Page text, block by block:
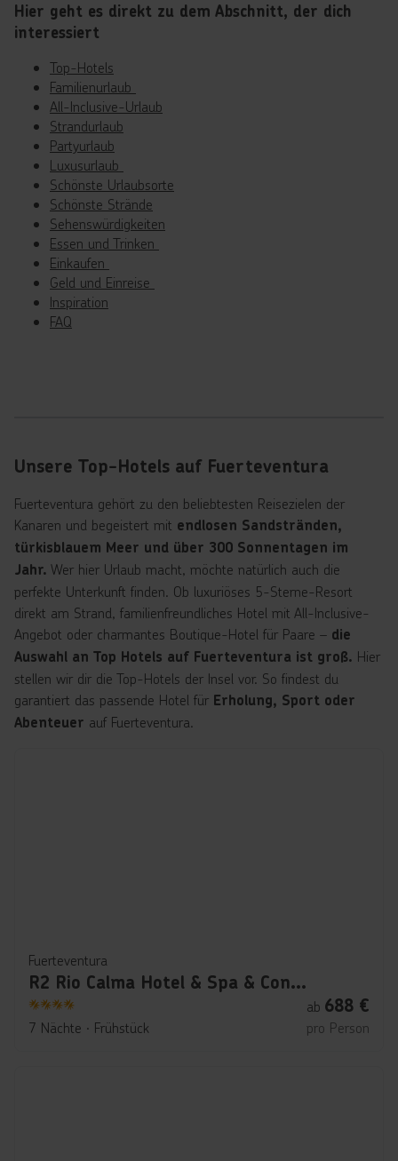
Hier geht es direkt zu dem Abschnitt, der dich
interessiert
Top-Hotels
Familienurlaub
All-Inclusive-Urlaub
Strandurlaub
Partyurlaub
Luxusurlaub
Schönste Urlaubsorte
Schönste Strände
Sehenswürdigkeiten
Essen und Trinken
Einkaufen
Geld und Einreise
Inspiration
FAQ
Unsere Top-Hotels auf Fuerteventura
Fuerteventura gehört zu den beliebtesten Reisezielen der
Kanaren und begeistert mit endlosen Sandstränden,
türkisblauem Meer und über 300 Sonnentagen im
Jahr. Wer hier Urlaub macht, möchte natürlich auch die
perfekte Unterkunft finden. Ob luxuriöses 5-Sterne-Resort
direkt am Strand, familienfreundliches Hotel mit All-Inclusive-
Angebot oder charmantes Boutique-Hotel für Paare – die
Auswahl an Top Hotels auf Fuerteventura ist groß. Hier
stellen wir dir die Top-Hotels der Insel vor. So findest du
garantiert das passende Hotel für Erholung, Sport oder
Abenteuer auf Fuerteventura.
Fuerteventura
R2 Rio Calma Hotel & Spa & Conference
4
7 Nächte ∙ Frühstück
ab 688 €
pro Person